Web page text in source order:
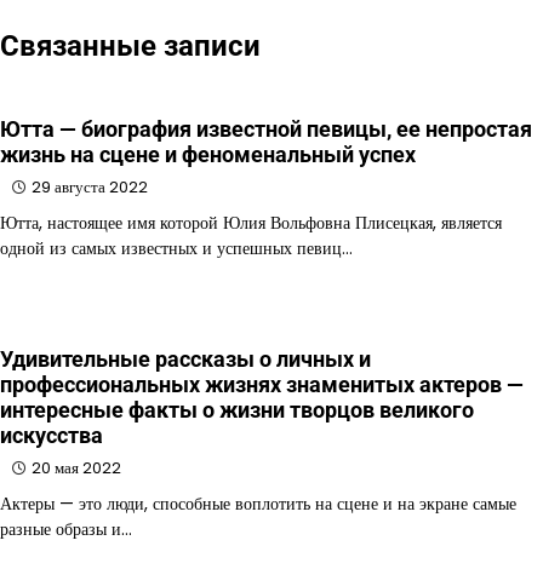
Связанные записи
Ютта — биография известной певицы, ее непростая
жизнь на сцене и феноменальный успех
29 августа 2022
Ютта, настоящее имя которой Юлия Вольфовна Плисецкая, является
одной из самых известных и успешных певиц…
Удивительные рассказы о личных и
профессиональных жизнях знаменитых актеров —
интересные факты о жизни творцов великого
искусства
20 мая 2022
Актеры — это люди, способные воплотить на сцене и на экране самые
разные образы и…